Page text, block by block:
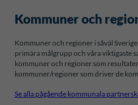
Kommuner och
Kommuner och regioner i såväl
primära målgrupp och våra viktigaste
kommuner och regioner som
kommuner/regioner som driver de
Se alla pågående kommunala